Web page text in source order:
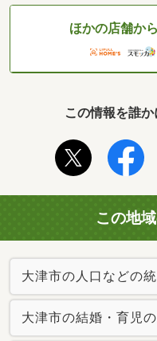
ほかの店舗か
この情報を誰
この地
大津市の人口などの
大津市の結婚・育児